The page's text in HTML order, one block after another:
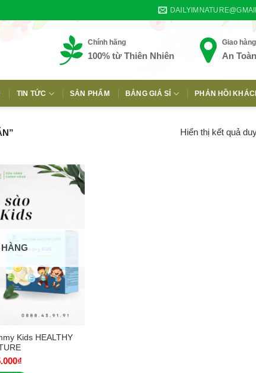
Chính hãng
100% từ Thiên Nhiên
Giao
An
TIN TỨC SẢN PHẨM BẢNG GIÁ SỈ PHẢN HỒI
Hiển thị kết quả
Kids HEALTHY
₫